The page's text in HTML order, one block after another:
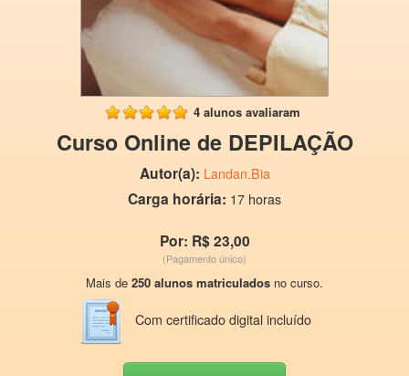
4 alunos avaliaram
Curso Online de DEPILAÇÃO
Autor(a): Landan.Bia
Carga horária: 17 horas
Por: R$ 23,00
(Pagamento único)
Mais de 250 alunos matriculados no curso.
Com certificado digital incluído